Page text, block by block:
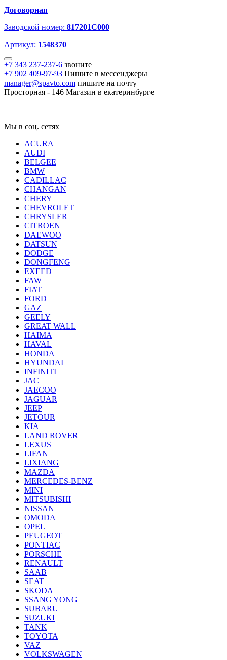
Договорная
Заводской номер: 817201C000
Артикул: 1548370
+7 343 237-237-6 звоните
+7 902 409-97-93 Пишите в мессенджеры
manager@spavto.com пишите на почту
Просторная - 146 Магазин в екатеринбурге
Мы в соц. сетях
ACURA
AUDI
BELGEE
BMW
CADILLAC
CHANGAN
CHERY
CHEVROLET
CHRYSLER
CITROEN
DAEWOO
DATSUN
DODGE
DONGFENG
EXEED
FAW
FIAT
FORD
GAZ
GEELY
GREAT WALL
HAIMA
HAVAL
HONDA
HYUNDAI
INFINITI
JAC
JAECOO
JAGUAR
JEEP
JETOUR
KIA
LAND ROVER
LEXUS
LIFAN
LIXIANG
MAZDA
MERCEDES-BENZ
MINI
MITSUBISHI
NISSAN
OMODA
OPEL
PEUGEOT
PONTIAC
PORSCHE
RENAULT
SAAB
SEAT
SKODA
SSANG YONG
SUBARU
SUZUKI
TANK
TOYOTA
VAZ
VOLKSWAGEN